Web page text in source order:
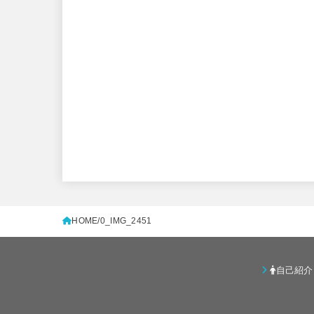
HOME 0_IMG_2451
自己紹介